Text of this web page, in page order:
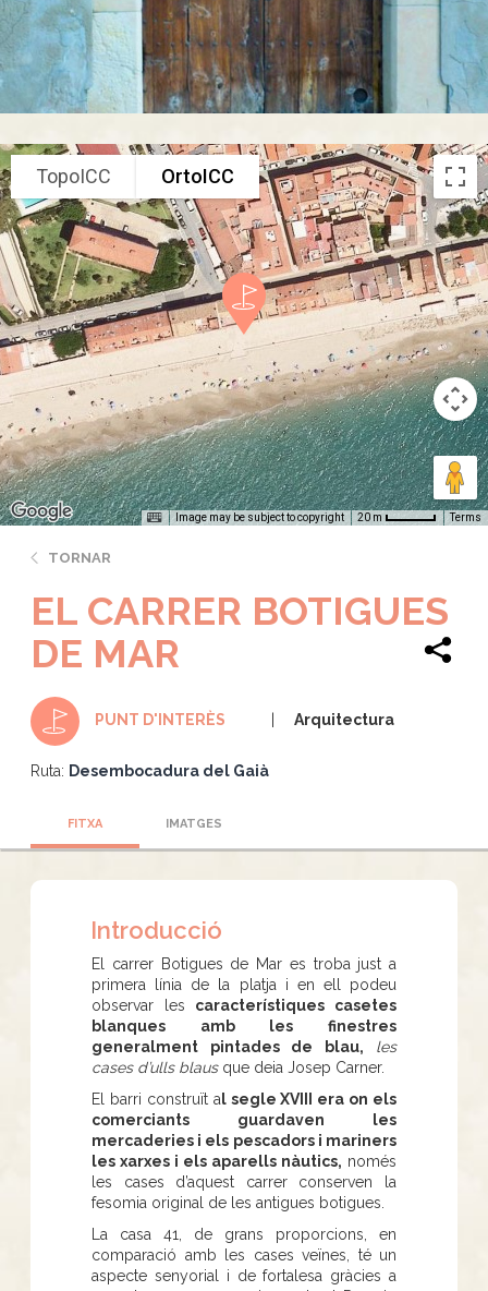
TopoICC OrtoICC
Image may be subject to copyright 20 m Terms
TORNAR
EL CARRER BOTIGUES
DE MAR
PUNT D'INTERÈS Arquitectura
Ruta: Desembocadura del Gaià
FITXA IMATGES
Introducció
El carrer Botigues de Mar es troba just a
primera línia de la platja i en ell podeu
observar les característiques casetes
blanques amb les finestres
generalment pintades de blau,
les
cases d’ulls blausque deia Josep Carner.
El barri construït a l segle XVIII era on els
comerciants guardaven les
mercaderies i els pescadors i mariners
les xarxes i els aparells nàutics, només
les cases d’aquest carrer conserven la
fesomia original de les antigues botigues.
La casa 41, de grans proporcions, en
comparació amb les cases veïnes, té un
aspecte senyorial i de fortalesa gràcies a